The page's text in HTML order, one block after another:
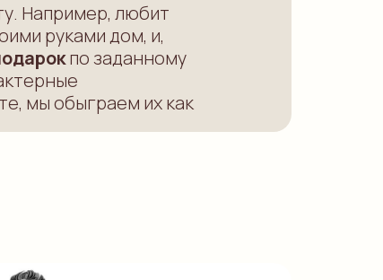
Например, любит
руками дом, и,
по заданному
мы обыграем их как